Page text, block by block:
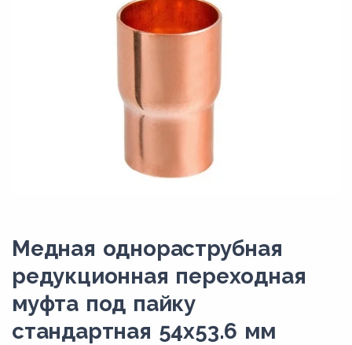
Медная однораструбная
редукционная переходная
муфта под пайку
стандартная 54х53.6 мм